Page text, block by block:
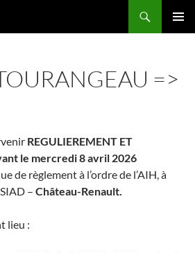
=>
REGULIEREMENT ET
le mercredi 8 avril 2026
de règlement à l’ordre de l’AIH, à
– Château-Renault.
lieu :